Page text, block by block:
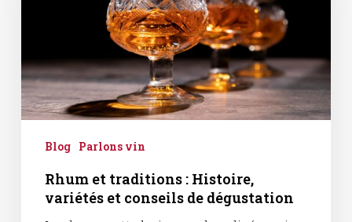
de
dégustation
Blog Parlons vin
Rhum et traditions : Histoire,
variétés et conseils de dégustation